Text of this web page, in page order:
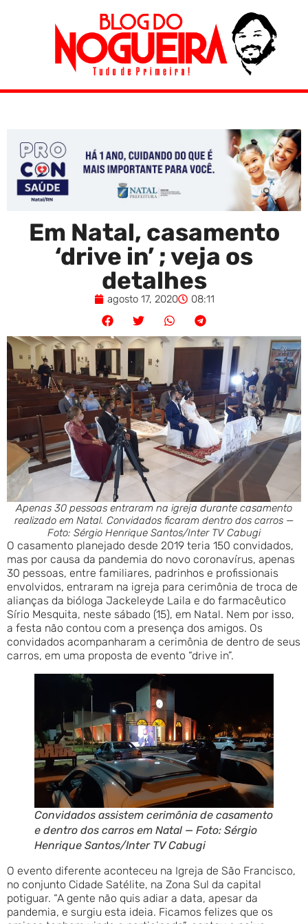
Em Natal, casamento
‘drive in’ ; veja os
detalhes
agosto 17, 2020 08:11
Apenas 30 pessoas entraram na igreja durante casamento
realizado em Natal. Convidados ficaram dentro dos carros —
Foto: Sérgio Henrique Santos/Inter TV Cabugi
O casamento planejado desde 2019 teria 150 convidados,
mas por causa da pandemia do novo coronavírus, apenas
30 pessoas, entre familiares, padrinhos e profissionais
envolvidos, entraram na igreja para cerimônia de troca de
alianças da bióloga Jackeleyde Laila e do farmacêutico
Sírio Mesquita, neste sábado (15), em Natal. Nem por isso,
a festa não contou com a presença dos amigos. Os
convidados acompanharam a cerimônia de dentro de seus
carros, em uma proposta de evento “drive in”.
Convidados assistem cerimônia de casamento
e dentro dos carros em Natal — Foto: Sérgio
Henrique Santos/Inter TV Cabugi
O evento diferente aconteceu na Igreja de São Francisco,
no conjunto Cidade Satélite, na Zona Sul da capital
potiguar. “A gente não quis adiar a data, apesar da
pandemia, e surgiu esta ideia. Ficamos felizes que os